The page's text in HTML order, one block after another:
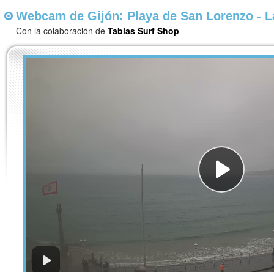
Webcam de Gijón: Playa de San Lorenzo -
Con la colaboración de Tablas Surf Shop